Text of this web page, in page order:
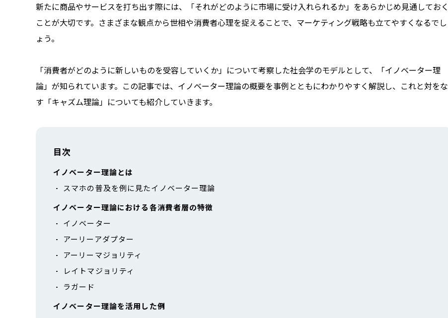
新たに商品やサービスを打ち出す際には、「それがどのように市場に受け入れられるか」をあらかじめ見通しておく
ことが大切です。さまざまな観点から世相や消費者心理を捉えることで、マーケティング戦略も立てやすくなるでし
ょう。
「消費者がどのように新しいものを受容していくか」について考察した社会学のモデルとして、「イノベーター理
論」が知られています。この記事では、イノベーター理論の概要を事例とともにわかりやすく解説し、これと対をな
す「キャズム理論」についても紹介していきます。
目次
イノベーター理論とは
スマホの普及を例に見たイノベーター理論
イノベーター理論における各消費者層の特徴
イノベーター
アーリーアダプター
アーリーマジョリティ
レイトマジョリティ
ラガード
イノベーター理論を活用した例